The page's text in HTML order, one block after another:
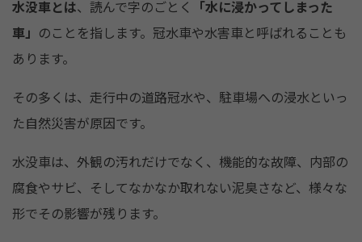
水没車とは、読んで字のごとく
「水に浸かってしまった
車」 のことを指します。冠水車や水害車と呼ばれることも
あります。
その多くは、走行中の道路冠水や、駐車場への浸水といっ
た自然災害が原因です。
水没車は、外観の汚れだけでなく、機能的な故障、内部の
腐食やサビ、そしてなかなか取れない泥臭さなど、様々な
形でその影響が残ります。